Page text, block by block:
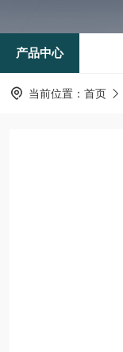
产品中心
当前位置： 首页